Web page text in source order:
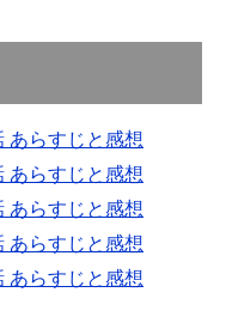
らすじと感想
らすじと感想
らすじと感想
らすじと感想
らすじと感想